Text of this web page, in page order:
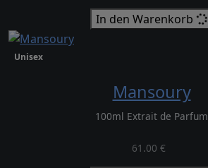
In den Warenkorb
Unisex
Mansoury
100ml Extrait de Parfum
61.00 €